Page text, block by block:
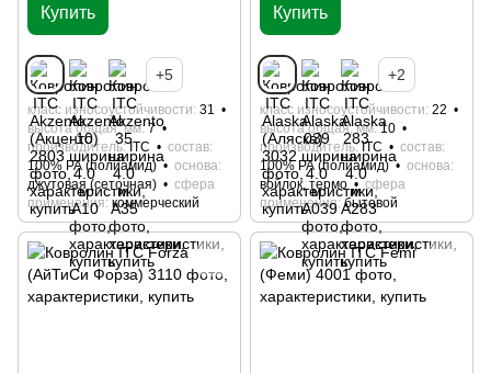
Купить
+5
класс износоустойчивости 31
высота общая, мм 7
производитель ITC
состав
100% РА (полиамид)
основа
джутовая (сеточная)
сфера
применения коммерческий
Купить
+2
класс износоустойчивости 22
высота общая, мм 10
производитель ITC
состав
100% РА (полиамид)
основа
войлок, термо
сфера
применения бытовой